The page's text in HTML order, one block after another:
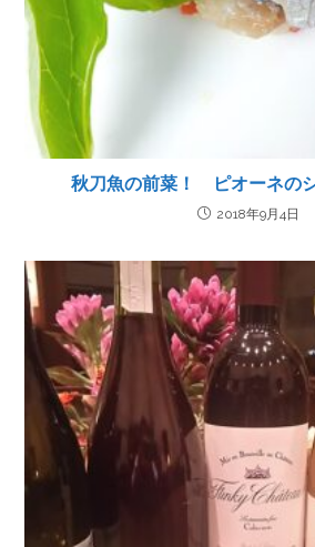
秋刀魚の前菜！ ピオーネの
2018年9月4日